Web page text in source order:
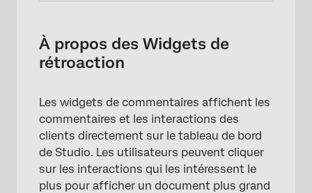
Création d’un widget de retour d’information
Sélection d’une vue de retour d’information
d’information
Ajouter un contexte au retour d’information
Sélection d’un retour d’information
spécifique à afficher
À propos des Widgets de
rétroaction
Les widgets de commentaires affichent les
commentaires et les interactions des
clients directement sur le tableau de bord
de Studio. Les utilisateurs peuvent cliquer
sur les interactions qui les intéressent le
plus pour afficher un document plus grand